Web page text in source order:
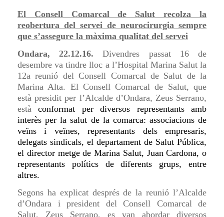
El Consell Comarcal de Salut recolza la
reobertura del servei de neurocirurgia sempre
que s’assegure la màxima qualitat del servei
Ondara, 22.12.16. Divendres passat 16 de
desembre va tindre lloc a l’Hospital Marina Salut la
12a reunió del Consell Comarcal de Salut de la
Marina Alta. El Consell Comarcal de Salut, que
està presidit per l’Alcalde d’Ondara, Zeus Serrano,
està conformat per diversos representants amb
interès per la salut de lacomarca: associacions de
veïns i veïnes, representants dels empresaris,
delegats sindicals, el departament de Salut Pública,
el director metge de Marina Salut, Juan Cardona, o
representants polítics de diferents grups, entre
altres.
Segons ha explicat després de la reunió l’Alcalde
d’Ondara i president del Consell Comarcal de
Salut, Zeus Serrano, es van abordar diversos